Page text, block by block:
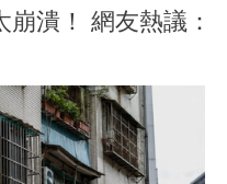
潰！ 網友熱議：